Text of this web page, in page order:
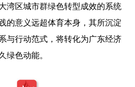
湾区城市群绿色转型成效的系统
的意义远超体育本身，其所沉淀
与行动范式，将转化为广东经济
绿色动能。